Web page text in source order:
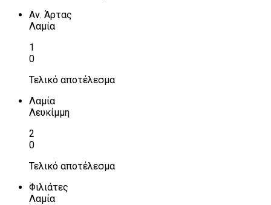
Αν. Άρτας
Λαμία
1
0
Τελικό αποτέλεσμα
Λαμία
Λευκίμμη
2
0
Τελικό αποτέλεσμα
Φιλιάτες
Λαμία